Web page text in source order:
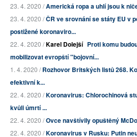
23. 4. 2020 /Americká ropa a uhlí jsou k
23. 4. 2020 /ČR ve srovnání se státy EU v
postižené koronaviro...
22. 4. 2020 /Karel Dolejší Proti komu
mobilizovat evropští "bojovní...
1. 4. 2020 /Rozhovor Britských listů 268.
efektivní k...
22. 4. 2020 /Koronavirus: Chlorochinová
kvůli úmrtí ...
22. 4. 2020 /Ovce navštívily opuštěný
22. 4. 2020 /Koronavirus v Rusku: Putin